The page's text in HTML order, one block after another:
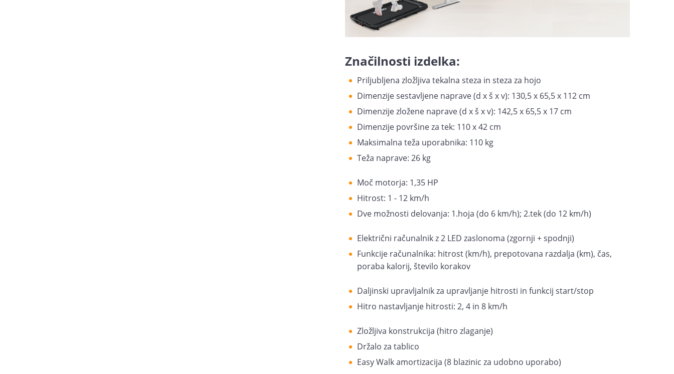
Značilnosti izdelka:
Priljubljena zložljiva tekalna steza in steza za hojo
Dimenzije sestavljene naprave (d x š x v): 130,5 x 65,5 x 112 cm
Dimenzije zložene naprave (d x š x v): 142,5 x 65,5 x 17 cm
Dimenzije površine za tek: 110 x 42 cm
Maksimalna teža uporabnika: 110 kg
Teža naprave: 26 kg
Moč motorja: 1,35 HP
Hitrost: 1 - 12 km/h
Dve možnosti delovanja: 1.hoja (do 6 km/h); 2.tek (do 12 km/h)
Električni računalnik z 2 LED zaslonoma (zgornji + spodnji)
Funkcije računalnika: hitrost (km/h), prepotovana razdalja (km), čas,
poraba kalorij, število korakov
Daljinski upravljalnik za upravljanje hitrosti in funkcij start/stop
Hitro nastavljanje hitrosti: 2, 4 in 8 km/h
Zložljiva konstrukcija (hitro zlaganje)
Držalo za tablico
Easy Walk amortizacija (8 blazinic za udobno uporabo)